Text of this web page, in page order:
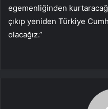
egemenliğinden
çıkıp yeniden Türkiye
olacağız.”